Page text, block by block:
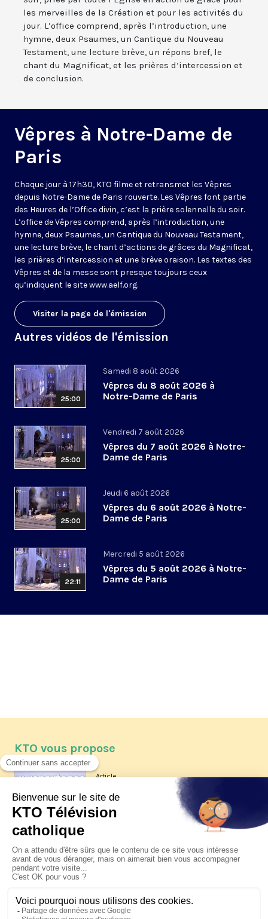
les merveilles de la Création et pour les activités du
jour. L’office comprend, après l’introduction, une
hymne, deux Psaumes, un Cantique du Nouveau
Testament, une lecture brève, un répons bref, le
chant du Magnificat, et les prières d’intercession et
de conclusion.
Vêpres à Notre-Dame de
Paris
Chaque jour à 17h30, KTO filme et retransmet les Vêpres
depuis Notre-Dame de Paris rouverte. Les Vêpres font partie
des Heures de l’Office divin, c’est la prière solennelle du soir.
L’office de Vêpres comprend, après l’introduction, une
hymne, deux Psaumes, un Cantique du Nouveau Testament,
une lecture brève, le chant d’actions de grâces du Magnificat,
les prières d’intercession et une brève oraison. Les textes des
Vêpres et de la messe sont presque toujours ceux
qu’indiquent le sitewww.aelf.org.
Visiter la page de l'émission
Autres vidéos de l'émission
25:00
Samedi 8 août 2026
Vêpres du 8 août 2026 à
Notre-Dame de Paris
25:00
Vendredi 7 août 2026
Vêpres du 7 août 2026 à Notre-
Dame de Paris
25:00
Jeudi 6 août 2026
Vêpres du 6 août 2026 à Notre-
Dame de Paris
22:11
Mercredi 5 août 2026
Vêpres du 5 août 2026 à Notre-
Dame de Paris
KTO vous propose
Article
Les reportages d'été 2026 de KTO
La visite pastorale du pape Léon
XIV à Assise à suivre sur KTO le
jeudi 6 août
Le pape en Uruguay, Argentine et
Pérou du 6 au 17 novembre 2026